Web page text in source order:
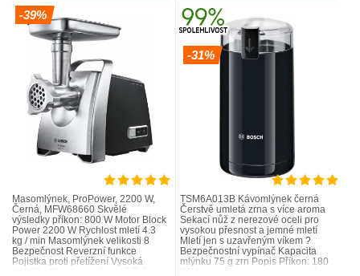
-39%
Masomlýnek, ProPower, 2200 W,
Černá, MFW68660 Skvělé
výsledky příkon: 800 W Motor Block
Power 2200 W Rychlost mletí 4.3
kg / min Masomlýnek velikosti 8
Bezpečnost Reverzní funkce
Pojistka proti přetížení Vysoká
-31%
TSM6A013B Kávomlýnek černá
Čerstvě umletá zrna s více aroma
Sekací nůž z nerezové oceli pro
vysokou přesnost a jemné mletí
Mletí jen s uzavřeným víkem ?
Bezpečnostní vypínač Kapacita
mlýnku 75 g zrn Popis Příkon: 180